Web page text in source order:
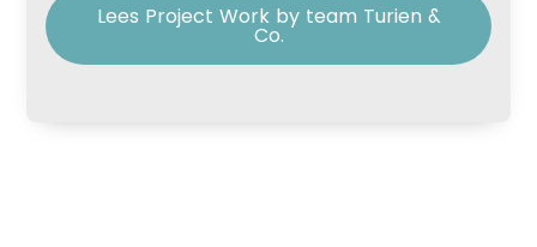
Lees Project Work by team Turien &
Co.